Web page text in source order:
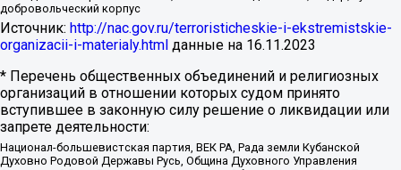
добровольческий корпус
Источник: http://nac.gov.ru/terroristicheskie-i-ekstremistskie-
organizacii-i-materialy.html данные на 16.11.2023
* Перечень общественных объединений и религиозных
организаций в отношении которых судом принято
вступившее в законную силу решение о ликвидации или
запрете деятельности:
Национал-большевистская партия, ВЕК РА, Рада земли Кубанской
Духовно Родовой Державы Русь, Община Духовного Управления